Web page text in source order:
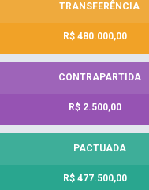
TRANSFERÊNCIA
R$ 480.000,00
CONTRAPARTIDA
R$ 2.500,00
PACTUADA
R$ 477.500,00